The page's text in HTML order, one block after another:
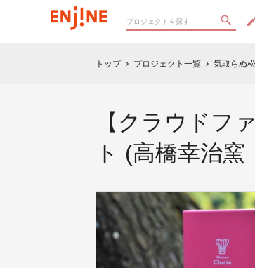
トップ chevron_right プロジェクト一覧 chevron_right 気取らぬ
【クラウドフ
ト (高橋幸治